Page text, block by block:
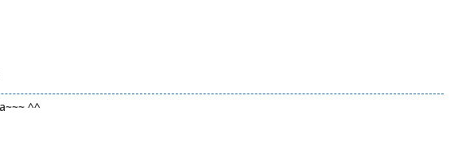
^^